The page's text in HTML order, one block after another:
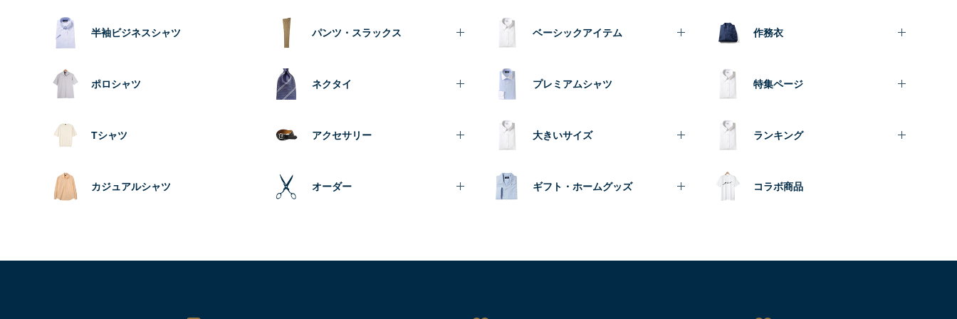
半袖ビジネスシャツ
ポロシャツ
Tシャツ
カジュアルシャツ
パンツ・スラックス
ネクタイ
アクセサリー
オーダー
ベーシックアイテム
プレミアムシャツ
大きいサイズ
ギフト・ホームグッズ
作務衣
特集ページ
ランキング
コラボ商品